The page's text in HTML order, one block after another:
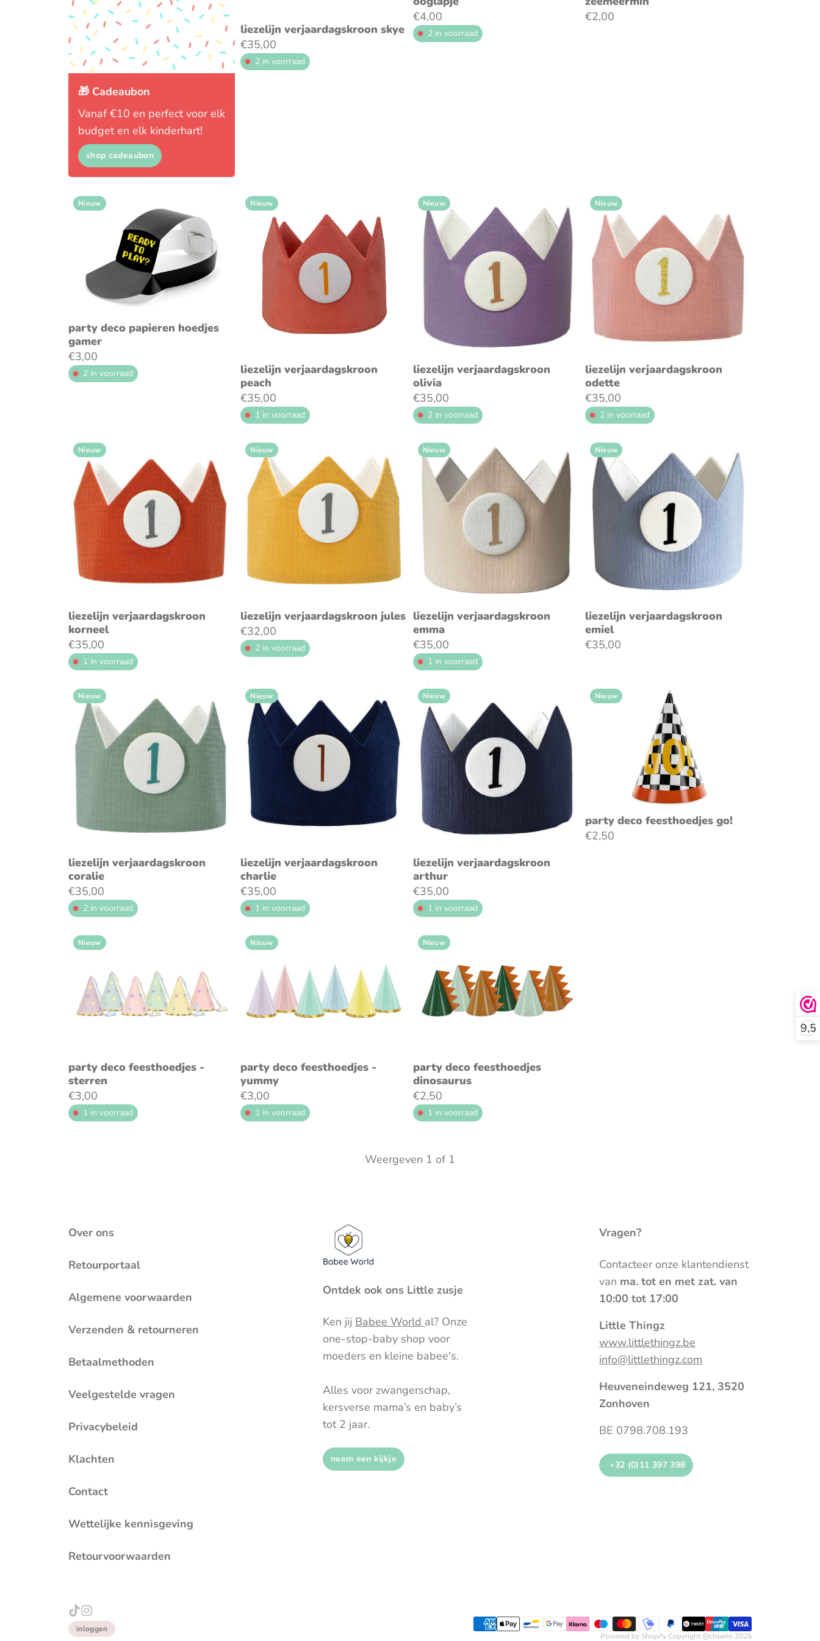
9,5
🎁 Cadeaubon
Vanaf €10 en perfect voor elk
budget en elk kinderhart!
shop cadeaubon
liezelijn verjaardagskroon skye
€35,00
2 in voorraad
€4,00
2 in voorraad
€2,00
Nieuw
voeg toe aan winkelwagen
party deco papieren hoedjes
gamer
€3,00
2 in voorraad
Nieuw
liezelijn verjaardagskroon
peach
€35,00
1 in voorraad
Nieuw
voeg toe aan winkelwagen
liezelijn verjaardagskroon
olivia
€35,00
2 in voorraad
Nieuw
voeg toe aan winkelwagen
liezelijn verjaardagskroon
odette
€35,00
2 in voorraad
Nieuw
voeg toe aan winkelwagen
liezelijn verjaardagskroon
korneel
€35,00
1 in voorraad
Nieuw
voeg toe aan winkelwagen
liezelijn verjaardagskroon jules
€32,00
2 in voorraad
Nieuw
voeg toe aan winkelwagen
liezelijn verjaardagskroon
emma
€35,00
1 in voorraad
Nieuw
voeg toe aan winkelwagen
liezelijn verjaardagskroon
emiel
€35,00
Nieuw
voeg toe aan winkelwagen
liezelijn verjaardagskroon
coralie
€35,00
2 in voorraad
Nieuw
liezelijn verjaardagskroon
charlie
€35,00
1 in voorraad
Nieuw
voeg toe aan winkelwagen
liezelijn verjaardagskroon
arthur
€35,00
1 in voorraad
Nieuw
voeg toe aan winkelwagen
party deco feesthoedjes go!
€2,50
Nieuw
party deco feesthoedjes -
sterren
€3,00
1 in voorraad
Nieuw
party deco feesthoedjes -
yummy
€3,00
1 in voorraad
Nieuw
party deco feesthoedjes
dinosaurus
€2,50
1 in voorraad
Weergeven 1 of 1
Over ons
Retourportaal
Algemene voorwaarden
Verzenden & retourneren
Betaalmethoden
Veelgestelde vragen
Privacybeleid
Klachten
Contact
Wettelijke kennisgeving
Retourvoorwaarden
Ontdek ook ons Little zusje
Ken jij Babee World al? Onze
one-stop-baby shop voor
moeders en kleine babee's.
Alles voor zwangerschap,
kersverse mama’s en baby’s
tot 2 jaar.
neem een kijkje
Vragen?
Contacteer onze klantendienst
van ma. tot en met zat. van
10:00 tot 17:00
Little Thingz
www.littlethingz.be
info@littlethingz.com
Heuveneindeweg 121, 3520
Zonhoven
BE 0798.708.193
+32 (0)11 397 398
inloggen
Powered by Shopify Copyright @cheerio 2026